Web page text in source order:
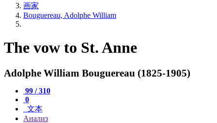
画家
Bouguereau, Adolphe William
The vow to St. Anne
Adolphe William Bouguereau (1825-1905)
99 / 310
0
文本
Анализ